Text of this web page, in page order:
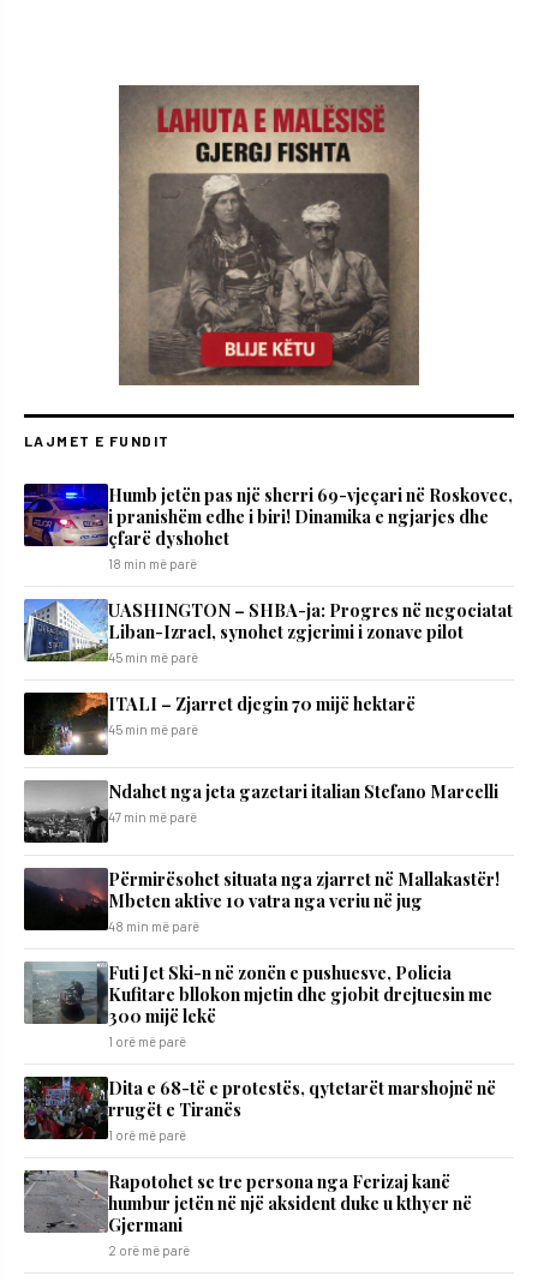
LAJMET E FUNDIT
Humb jetën pas një sherri 69-vjeçari në Roskovec,
i pranishëm edhe i biri! Dinamika e ngjarjes dhe
çfarë dyshohet
18 min më parë
UASHINGTON – SHBA-ja: Progres në negociatat
Liban-Izrael, synohet zgjerimi i zonave pilot
45 min më parë
ITALI – Zjarret djegin 70 mijë hektarë
45 min më parë
Ndahet nga jeta gazetari italian Stefano Marcelli
47 min më parë
Përmirësohet situata nga zjarret në Mallakastër!
Mbeten aktive 10 vatra nga veriu në jug
48 min më parë
Futi Jet Ski-n në zonën e pushuesve, Policia
Kufitare bllokon mjetin dhe gjobit drejtuesin me
300 mijë lekë
1 orë më parë
Dita e 68-të e protestës, qytetarët marshojnë në
rrugët e Tiranës
1 orë më parë
Rapotohet se tre persona nga Ferizaj kanë
humbur jetën në një aksident duke u kthyer në
Gjermani
2 orë më parë